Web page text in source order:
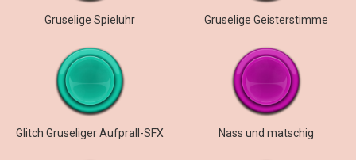
Gruselige Spieluhr Gruselige Geisterstimme
Glitch Gruseliger Aufprall-SFX Nass und matschig